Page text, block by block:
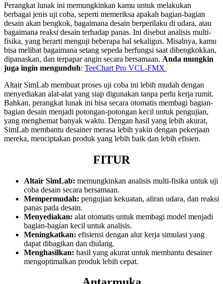
Perangkat lunak ini memungkinkan kamu untuk melakukan
berbagai jenis uji coba, seperti memeriksa apakah bagian-bagian
desain akan bengkok, bagaimana desain berperilaku di udara, atau
bagaimana reaksi desain terhadap panas. Ini disebut analisis multi-
fisika, yang berarti menguji beberapa hal sekaligus. Misalnya, kamu
bisa melihat bagaimana setang sepeda berfungsi saat dibengkokkan,
dipanaskan, dan terpapar angin secara bersamaan. Anda mungkin
juga ingin mengunduh: TeeChart Pro VCL-FMX
Altair SimLab membuat proses uji coba ini lebih mudah dengan
menyediakan alat-alat yang siap digunakan tanpa perlu kerja rumit.
Bahkan, perangkat lunak ini bisa secara otomatis membagi bagian-
bagian desain menjadi potongan-potongan kecil untuk pengujian,
yang menghemat banyak waktu. Dengan hasil yang lebih akurat,
SimLab membantu desainer merasa lebih yakin dengan pekerjaan
mereka, menciptakan produk yang lebih baik dan lebih efisien.
FITUR
Altair SimLab: memungkinkan analisis multi-fisika untuk uji
coba desain secara bersamaan.
Mempermudah: pengujian kekuatan, aliran udara, dan reaksi
panas pada desain.
Menyediakan: alat otomatis untuk membagi model menjadi
bagian-bagian kecil untuk analisis.
Meningkatkan: efisiensi dengan alur kerja simulasi yang
dapat dibagikan dan diulang.
Menghasilkan: hasil yang akurat untuk membantu desainer
mengoptimalkan produk lebih cepat.